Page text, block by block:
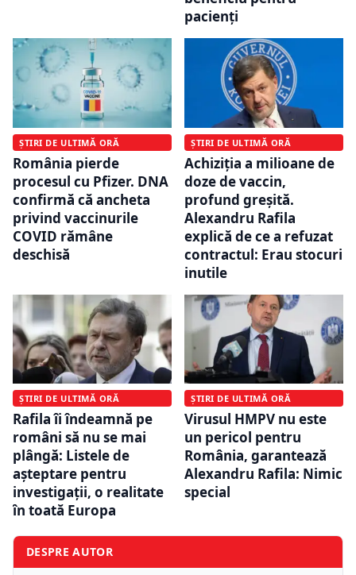
pacienți
ȘTIRI DE ULTIMĂ ORĂ
România pierde
procesul cu Pfizer. DNA
confirmă că ancheta
privind vaccinurile
COVID rămâne
deschisă
ȘTIRI DE ULTIMĂ ORĂ
Achiziția a milioane de
doze de vaccin,
profund greșită.
Alexandru Rafila
explică de ce a refuzat
contractul: Erau stocuri
inutile
ȘTIRI DE ULTIMĂ ORĂ
Rafila îi îndeamnă pe
români să nu se mai
plângă: Listele de
așteptare pentru
investigații, o realitate
în toată Europa
ȘTIRI DE ULTIMĂ ORĂ
Virusul HMPV nu este
un pericol pentru
România, garantează
Alexandru Rafila: Nimic
special
DESPRE AUTOR